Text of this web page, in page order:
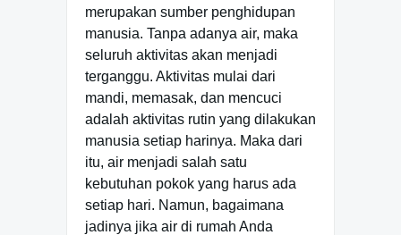
merupakan sumber penghidupan
manusia. Tanpa adanya air, maka
seluruh aktivitas akan menjadi
terganggu. Aktivitas mulai dari
mandi, memasak, dan mencuci
adalah aktivitas rutin yang dilakukan
manusia setiap harinya. Maka dari
itu, air menjadi salah satu
kebutuhan pokok yang harus ada
setiap hari. Namun, bagaimana
jadinya jika air di rumah Anda